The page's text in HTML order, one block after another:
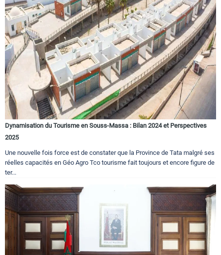
Dynamisation du Tourisme en Souss-Massa : Bilan 2024 et Perspectives
2025
Une nouvelle fois force est de constater que la Province de Tata malgré ses
réelles capacités en Géo Agro Tco tourisme fait toujours et encore figure de
ter...